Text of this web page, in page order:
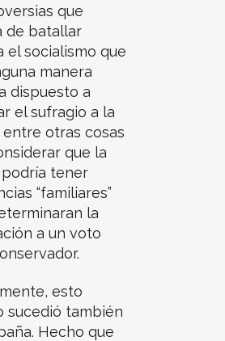
que
de batallar
el socialismo que
manera
dispuesto a
el sufragio a la
entre otras cosas
que la
tener
“familiares”
la
a un voto
esto
sucedió también
Hecho que